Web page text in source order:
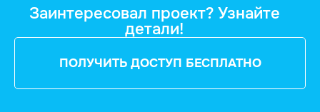
Заинтересовал проект? Узнайте
детали!
ПОЛУЧИТЬ ДОСТУП БЕСПЛАТНО